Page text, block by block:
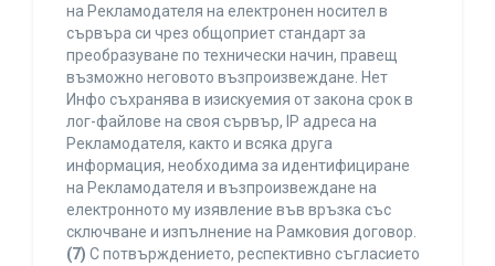
на Рекламодателя на електронен носител в
сървъра си чрез общоприет стандарт за
преобразуване по технически начин, правещ
възможно неговото възпроизвеждане. Нет
Инфо съхранява в изискуемия от закона срок в
лог-файлове на своя сървър, IP адреса на
Рекламодателя, както и всяка друга
информация, необходима за идентифициране
на Рекламодателя и възпроизвеждане на
електронното му изявление във връзка със
сключване и изпълнение на Рамковия договор.
(7) С потвърждението, респективно съгласието